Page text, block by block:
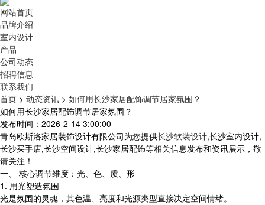
网站首页
品牌介绍
室内设计
产品
公司动态
招聘信息
联系我们
首页 > 动态资讯 > 如何用长沙家居配饰调节居家氛围？
如何用长沙家居配饰调节居家氛围？
发布时间：2026-2-14 3:00:00
青岛欧斯洛家居装饰设计有限公司为您提供长沙软装设计,长沙室内设计,
长沙买手店,长沙空间设计,长沙家居配饰等相关信息发布和资讯展示，敬
请关注！
一、 核心调节维度：光、色、质、形
1. 用光塑造氛围
光是氛围的灵魂，其色温、亮度和光源类型直接决定空间情绪。